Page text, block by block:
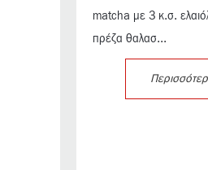
matcha με 3 κ.σ.
πρέζα θαλασ...